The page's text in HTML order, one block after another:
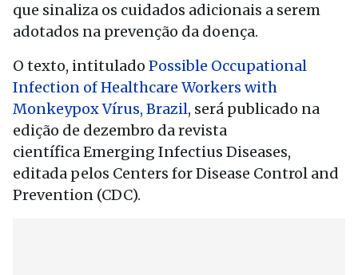
que sinaliza os cuidados adicionais a serem
adotados na prevenção da doença.
O texto, intitulado Possible Occupational
Infection of Healthcare Workers with
Monkeypox Vírus, Brazil, será publicado na
edição de dezembro da revista
científica Emerging Infectius Diseases,
editada pelos Centers for Disease Control and
Prevention (CDC).